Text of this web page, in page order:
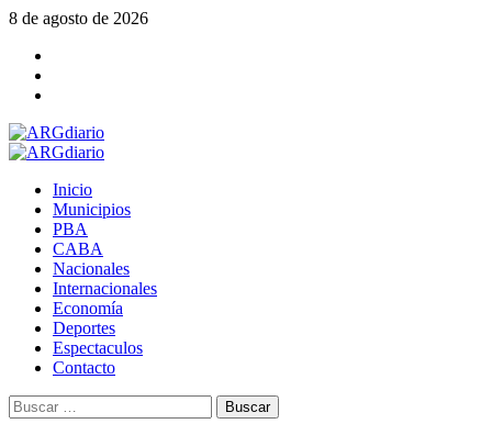
Saltar
contenido
8 de agosto de 2026
Menú
Inicio
Municipios
PBA
CABA
Nacionales
Internacionales
Economía
Deportes
Espectaculos
Contacto
Buscar: